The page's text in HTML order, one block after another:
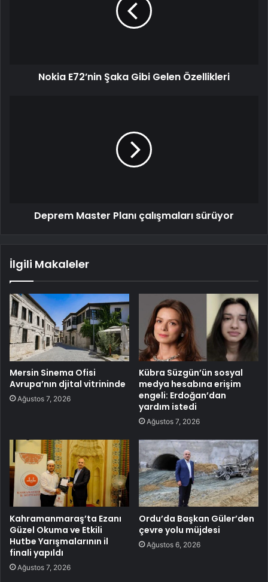
Nokia E72’nin Şaka Gibi Gelen Özellikleri
Deprem Master Planı çalışmaları sürüyor
İlgili Makaleler
Mersin Sinema Ofisi
Avrupa’nın djital vitrininde
Ağustos 7, 2026
Kübra Süzgün’ün sosyal
medya hesabına erişim
engeli: Erdoğan’dan
yardım istedi
Ağustos 7, 2026
Kahramanmaraş’ta Ezanı
Güzel Okuma ve Etkili
Hutbe Yarışmalarının il
finali yapıldı
Ağustos 7, 2026
Ordu’da Başkan Güler’den
çevre yolu müjdesi
Ağustos 6, 2026